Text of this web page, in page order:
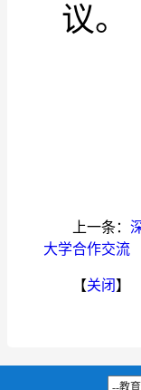
议。
上一条：
大学合作交流
【关闭 】